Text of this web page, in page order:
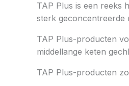
TAP Plus is een reeks
sterk geconcentreerde
TAP Plus-producten
middellange keten
TAP Plus-producten